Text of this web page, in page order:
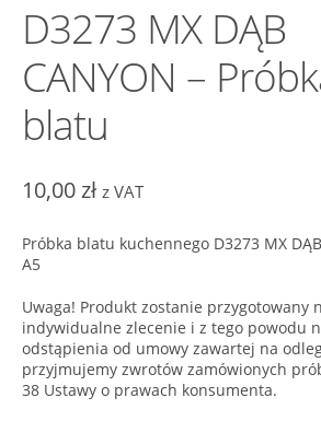
D3273 MX DĄB
CANYON –
blatu
10,00zł z VAT
Próbka blatu kuchennego D3273 MX
A5
Uwaga! Produkt zostanie przygotowany
indywidualne zlecenie i z tego powodu
odstąpienia od umowy zawartej na
przyjmujemy zwrotów zamówionych
38 Ustawy o prawach konsumenta.